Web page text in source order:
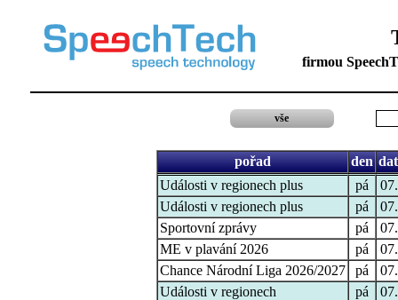
firmou
vše
pořad den
Události v regionech plus
pá
Události v regionech plus
pá
Sportovní zprávy
pá
ME v plavání 2026
pá
Chance Národní Liga 2026/2027
pá
Události v regionech
pá